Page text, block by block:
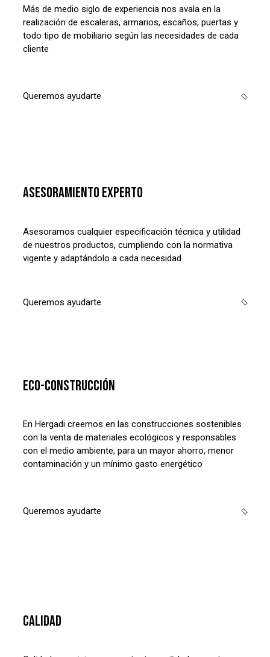
Más de medio siglo de experiencia nos avala en la
realización de escaleras, armarios, escaños, puertas y
todo tipo de mobiliario según las necesidades de cada
cliente
Queremos ayudarte
ASESORAMIENTO EXPERTO
Asesoramos cualquier especificación técnica y utilidad
de nuestros productos, cumpliendo con la normativa
vigente y adaptándolo a cada necesidad
Queremos ayudarte
ECO-CONSTRUCCIÓN
En Hergadi creemos en las construcciones sostenibles
con la venta de materiales ecológicos y responsables
con el medio ambiente, para un mayor ahorro, menor
contaminación y un mínimo gasto energético
Queremos ayudarte
CALIDAD